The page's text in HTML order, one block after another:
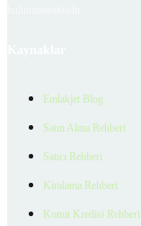
Emlakjet Blog
Satın Alma Rehberi
Satıcı Rehberi
Kiralama Rehberi
Konut Kredisi Rehberi